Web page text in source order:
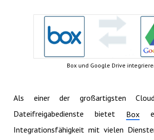
Box und Google Drive
Als einer der großartigsten
Dateifreigabedienste bietet Box
Integrationsfähigkeit mit vielen